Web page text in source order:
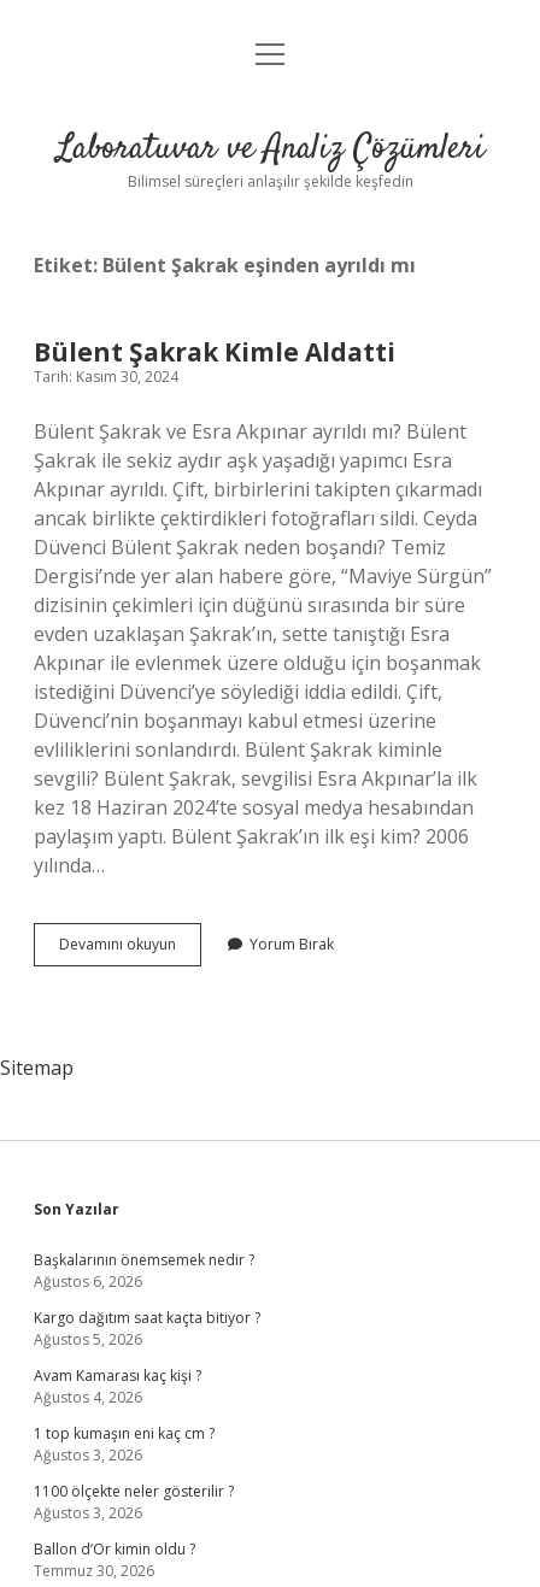
Anasayfa
Yasal Uyarı
menüyü
Laboratuvar ve Analiz Çözümleri
Bilimsel süreçleri anlaşılır şekilde keşfedin
Etiket: Bülent Şakrak eşinden ayrıldı mı
Bülent Şakrak Kimle Aldatti
Tarih: Kasım 30, 2024
Bülent Şakrak ve Esra Akpınar ayrıldı mı? Bülent
Şakrak ile sekiz aydır aşk yaşadığı yapımcı Esra
Akpınar ayrıldı. Çift, birbirlerini takipten çıkarmadı
ancak birlikte çektirdikleri fotoğrafları sildi. Ceyda
Düvenci Bülent Şakrak neden boşandı? Temiz
Dergisi’nde yer alan habere göre, “Maviye Sürgün”
dizisinin çekimleri için düğünü sırasında bir süre
evden uzaklaşan Şakrak’ın, sette tanıştığı Esra
Akpınar ile evlenmek üzere olduğu için boşanmak
istediğini Düvenci’ye söylediği iddia edildi. Çift,
Düvenci’nin boşanmayı kabul etmesi üzerine
evliliklerini sonlandırdı. Bülent Şakrak kiminle
sevgili? Bülent Şakrak, sevgilisi Esra Akpınar’la ilk
kez 18 Haziran 2024’te sosyal medya hesabından
paylaşım yaptı. Bülent Şakrak’ın ilk eşi kim? 2006
yılında…
Devamını okuyun
Şakrak
Yorum Bırak
Sitemap
Sidebar
Son Yazılar
Başkalarının önemsemek nedir ?
Ağustos 6, 2026
Kargo dağıtım saat kaçta bitiyor ?
Ağustos 5, 2026
Avam Kamarası kaç kişi ?
Ağustos 4, 2026
1 top kumaşın eni kaç cm ?
Ağustos 3, 2026
1100 ölçekte neler gösterilir ?
Ağustos 3, 2026
Ballon d’Or kimin oldu ?
Temmuz 30, 2026